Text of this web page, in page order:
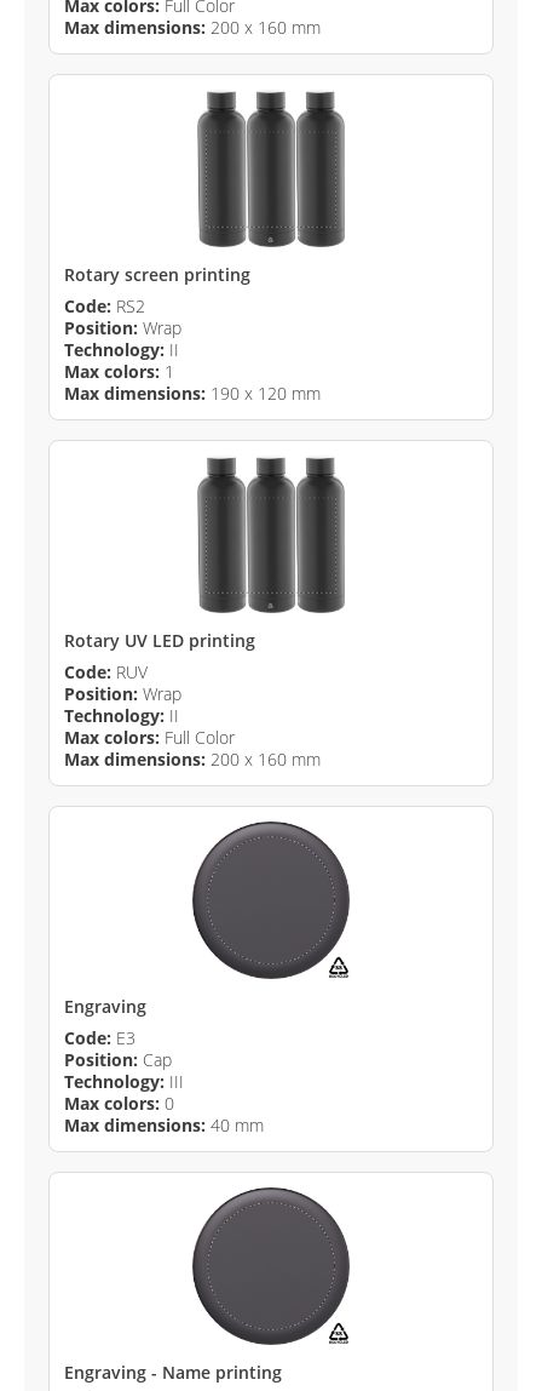
Max colors: Full Color
Max dimensions: 200 x 160 mm
Rotary screen printing
Code: RS2
Position: Wrap
Technology: II
Max colors: 1
Max dimensions: 190 x 120 mm
Rotary UV LED printing
Code: RUV
Position: Wrap
Technology: II
Max colors: Full Color
Max dimensions: 200 x 160 mm
Engraving
Code: E3
Position: Cap
Technology: III
Max colors: 0
Max dimensions: 40 mm
Engraving - Name printing